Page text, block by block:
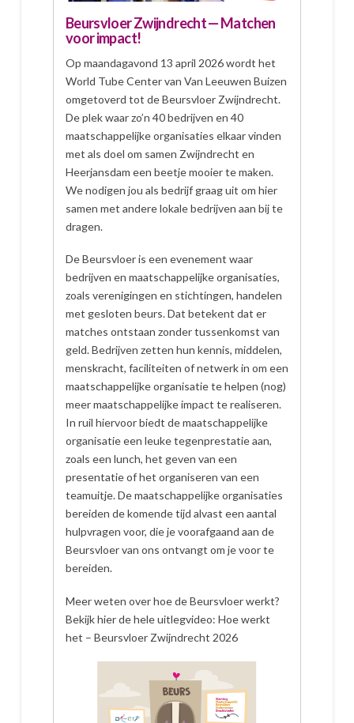
Beursvloer Zwijndrecht — Matchen
voor impact!
Op maandagavond 13 april 2026 wordt het
World Tube Center van Van Leeuwen Buizen
omgetoverd tot de Beursvloer Zwijndrecht.
De plek waar zo’n 40 bedrijven en 40
maatschappelijke organisaties elkaar vinden
met als doel om samen Zwijndrecht en
Heerjansdam een beetje mooier te maken.
We nodigen jou als bedrijf graag uit om hier
samen met andere lokale bedrijven aan bij te
dragen.
De Beursvloer is een evenement waar
bedrijven en maatschappelijke organisaties,
zoals verenigingen en stichtingen, handelen
met gesloten beurs. Dat betekent dat er
matches ontstaan zonder tussenkomst van
geld. Bedrijven zetten hun kennis, middelen,
menskracht, faciliteiten of netwerk in om een
maatschappelijke organisatie te helpen (nog)
meer maatschappelijke impact te realiseren.
In ruil hiervoor biedt de maatschappelijke
organisatie een leuke tegenprestatie aan,
zoals een lunch, het geven van een
presentatie of het organiseren van een
teamuitje. De maatschappelijke organisaties
bereiden de komende tijd alvast een aantal
hulpvragen voor, die je voorafgaand aan de
Beursvloer van ons ontvangt om je voor te
bereiden.
Meer weten over hoe de Beursvloer werkt?
Bekijk hier de hele uitlegvideo: Hoe werkt
het – Beursvloer Zwijndrecht 2026